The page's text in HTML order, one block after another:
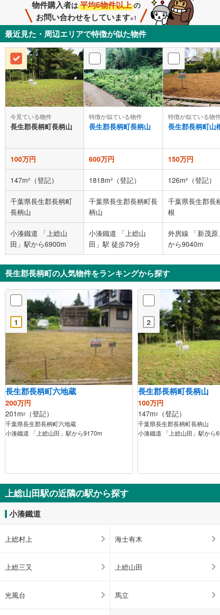
物件購入者は 平均6物件以上 の
お問い合わせをしています※1
最近見た・周辺エリアで特徴が似た物件
今見ている物件
長生郡長柄町長柄山
特徴が似ている物件
長生郡長柄町長柄山
特徴が似ている物
長生郡長柄町山
100万円 600万円 150万円
147m²（登記） 1818m²（登記） 126m²（登記）
千葉県長生郡長柄町
長柄山
千葉県長生郡長柄町長
柄山
千葉県長生郡長
根
小湊鐵道 「上総山
田」駅から6900m
小湊鐵道 「上総山
田」駅 徒歩79分
外房線 「新茂原
から9040m
長生郡長柄町の人気物件をランキングから探す
1
長生郡長柄町六地蔵
200万円
201m2 （登記）
千葉県長生郡長柄町六地蔵
小湊鐵道 「上総山田」駅から9170m
2
長生郡長柄町長柄山
100万円
147m2 （登記）
千葉県長生郡長柄町長柄山
小湊鐵道 「上総山田」駅から
上総山田駅の近隣の駅から探す
小湊鐵道
上総村上 海士有木
上総三又 上総山田
光風台 馬立